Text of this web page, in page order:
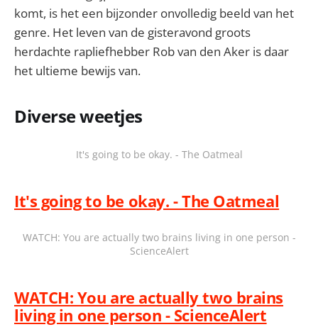
komt, is het een bijzonder onvolledig beeld van het
genre. Het leven van de gisteravond groots
herdachte rapliefhebber Rob van den Aker is daar
het ultieme bewijs van.
Diverse weetjes
It's going to be okay. - The Oatmeal
It's going to be okay. - The Oatmeal
WATCH: You are actually two brains living in one person -
ScienceAlert
WATCH: You are actually two brains
living in one person - ScienceAlert